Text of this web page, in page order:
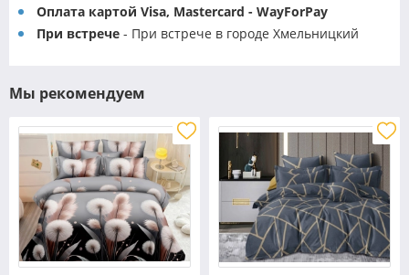
Оплата картой Visa, Mastercard - WayForPay
При встрече - При встрече в городе Хмельницкий
Мы рекомендуем